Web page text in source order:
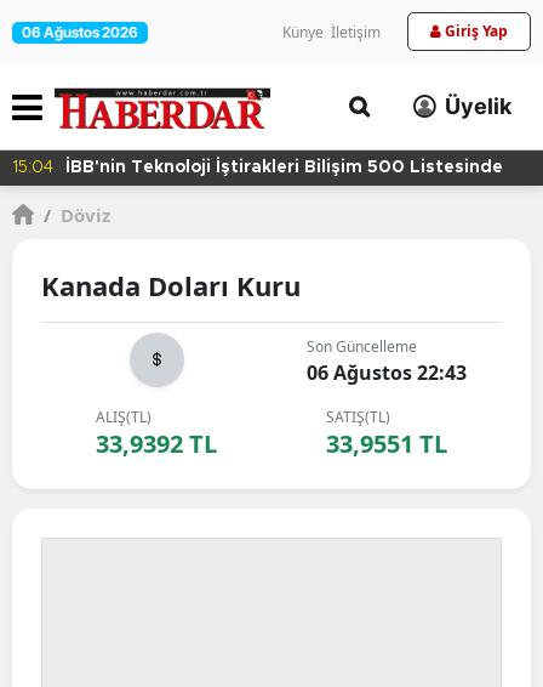
06 Ağustos 2026 Künye İletişim Giriş Yap
Üyelik
15:04 İBB'nin Teknoloji İştirakleri Bilişim 500 Listesinde
/ Döviz
Kanada Doları Kuru
Son Güncelleme
06 Ağustos 22:43
ALIŞ(TL)
33,9392 TL
SATIŞ(TL)
33,9551 TL